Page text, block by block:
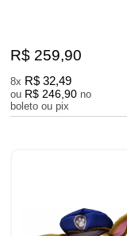
R$ 259,90
8x R$ 32,49
ou R$ 246,90 no
boleto ou pix